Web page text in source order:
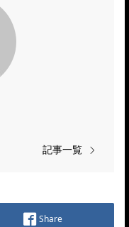
記事一覧
Share